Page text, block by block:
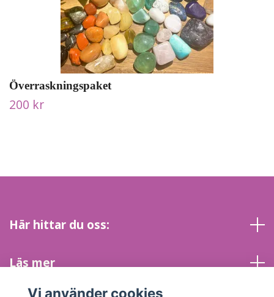
Överraskningspaket
200 kr
Här hittar du oss:
Läs mer
Vi använder cookies